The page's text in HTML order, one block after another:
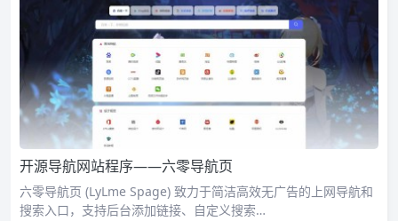
开源导航网站程序——六零导航页
六零导航页 (LyLme Spage) 致力于简洁高效无广告的上网导航和
搜索入口，支持后台添加链接、自定义搜索…